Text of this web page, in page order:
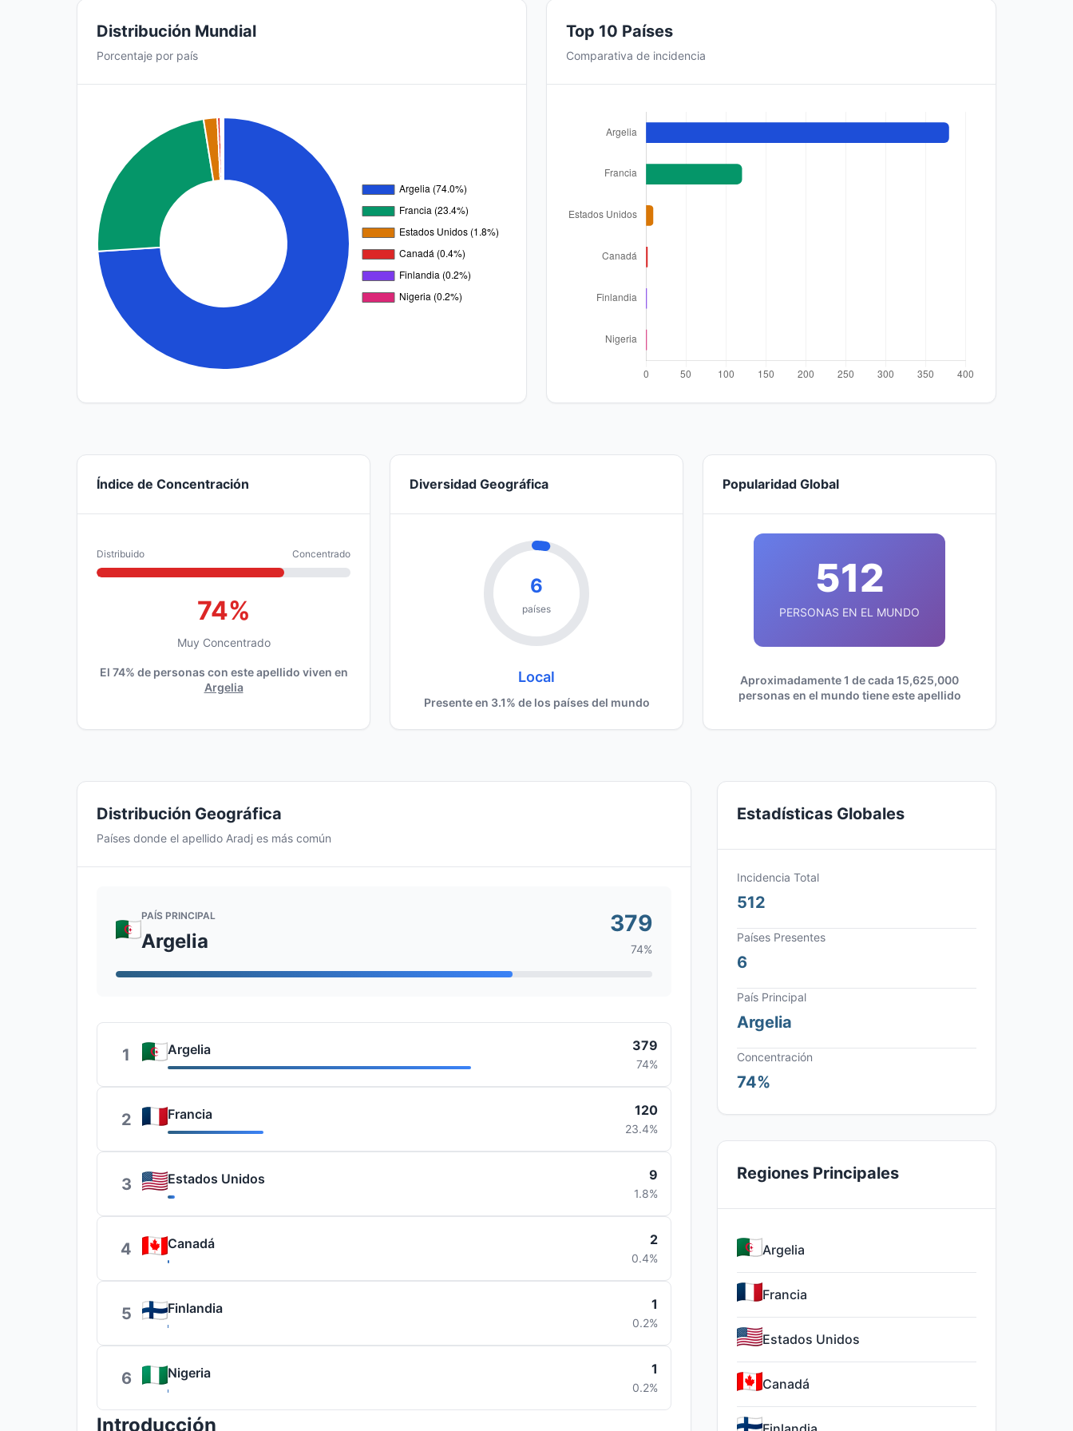
Distribución Mundial
Porcentaje por país
Top 10 Países
Comparativa de incidencia
Índice de Concentración
Distribuido Concentrado
74%
Muy Concentrado
El 74% de personas con este apellido viven en
Argelia
Diversidad Geográfica
6
países
Local
Presente en 3.1% de los países del mundo
Popularidad Global
512
PERSONAS EN EL MUNDO
Aproximadamente 1 de cada 15,625,000
personas en el mundo tiene este apellido
Distribución Geográfica
Países donde el apellido Aradj es más común
PAÍS PRINCIPAL
Argelia
379
74%
1 Argelia 379
74%
2 Francia 120
23.4%
3 Estados Unidos 9
1.8%
4 Canadá 2
0.4%
5 Finlandia 1
0.2%
6 Nigeria 1
0.2%
Introducción
Estadísticas Globales
Incidencia Total
512
Países Presentes
6
País Principal
Argelia
Concentración
74%
Regiones Principales
Argelia
Francia
Estados Unidos
Canadá